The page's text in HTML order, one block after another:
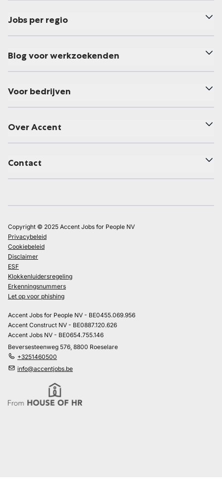
Jobs per regio
Blog voor werkzoekenden
Voor bedrijven
Over Accent
Contact
Copyright © 2025 Accent Jobs for People NV
Privacybeleid
Cookiebeleid
Disclaimer
ESF
Klokkenluidersregeling
Erkenningsnummers
Let op voor phishing
Accent Jobs for People NV - BE0455.069.956
Accent Construct NV - BE0887.120.626
Accent Jobs NV - BE0654.755.146
Beversesteenweg 576, 8800 Roeselare
+3251460500
info@accentjobs.be